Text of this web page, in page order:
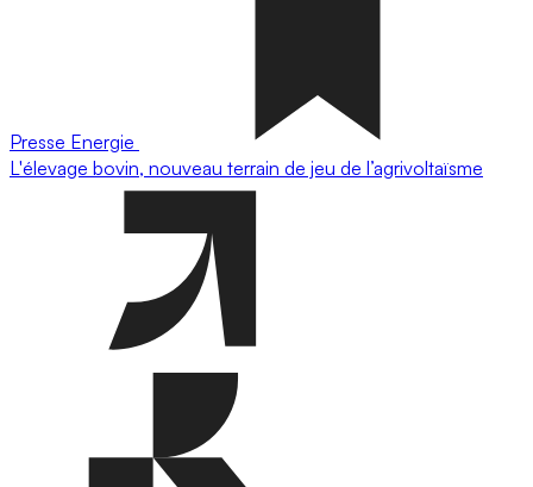
Presse Energie
L'élevage bovin, nouveau terrain de jeu de l’agrivoltaïsme